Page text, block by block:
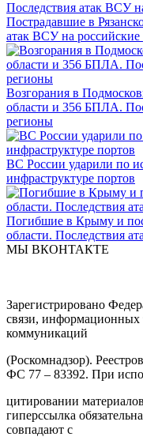
Пострадавшие в
атак ВСУ на
Возгорания в
области и 356 БПЛА.
регионы
ВС России ударили по
инфраструктуре портов
Погибшие в Крыму и
области. Последствия
МЫ ВКОНТАКТЕ
Зарегистрировано
связи, информационных
коммуникаций
(Роскомнадзор).
ФС 77 – 83392. При
цитировании
гиперссылка
совпадают с